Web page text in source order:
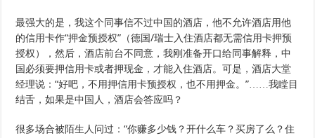
最强大的是，我这个同事信不过中国的酒店，他不允许酒店用他
的信用卡作“押金预授权”（德国/瑞士入住酒店都无需信用卡押预
授权），然后，酒店前台不同意，我刚准备开口给同事解释，中
国必须要押信用卡或者押现金，才能入住酒店。可是，酒店大堂
经理说：“好吧，不用押信用卡预授权，也不用押金。”……我瞠目
结舌，如果是中国人，酒店会答应吗？
很多场合被陌生人问过：“你赚多少钱？开什么车？买房了么？住